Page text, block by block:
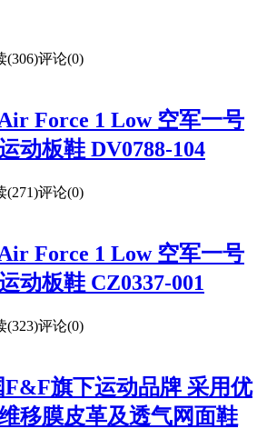
(306)评论(0)
Force 1 Low 空军一号
动板鞋 DV0788-104
(271)评论(0)
Force 1 Low 空军一号
动板鞋 CZ0337-001
(323)评论(0)
旗下运动品牌 采用优
移膜皮革及透气网面鞋